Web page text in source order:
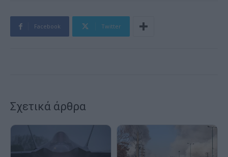
Facebook Twitter
Σχετικά άρθρα